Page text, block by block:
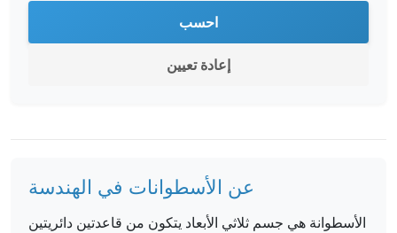
احسب
إعادة تعيين
عن الأسطوانات في الهندسة
الأسطوانة هي جسم ثلاثي الأبعاد يتكون من قاعدتين دائريتين